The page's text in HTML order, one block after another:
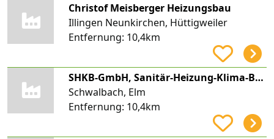
Christof Meisberger Heizungsbau
Illingen Neunkirchen, Hüttigweiler
Entfernung: 10,4km
SHKB-GmbH, Sanitär-Heizung-Klima-Brandschutz
Schwalbach, Elm
Entfernung: 10,4km